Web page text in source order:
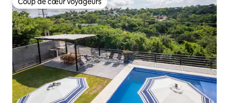
Coup de cœur voyageurs